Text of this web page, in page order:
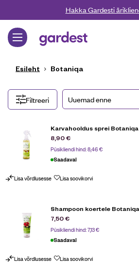
Liigu edasi põhisisu juurdeHakka Gardesti
Gardest
Esileht Botaniqa
Filtreeri
Karvahooldus sprei
8,90€
Püsikliendi hind:8,46€
Saadaval
Lisa võrdlusesse Lisa soovikorvi
Shampoon koertele
7,50€
Püsikliendi hind:7,13€
Saadaval
Lisa võrdlusesse Lisa soovikorvi